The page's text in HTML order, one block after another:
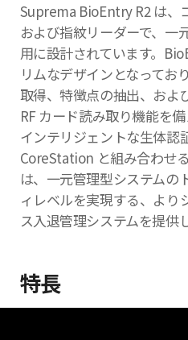
Suprema BioEntry R2 は、
および指紋リーダーで、一
用に設計されています。
リムなデザインとなってお
取得、特徴点の抽出、およ
RF カード読み取り機能を
インテリジェントな生体認
CoreStation と組み合わせ
は、一元管理型システムの
ィレベルを実現する、より
ス入退管理システムを提供
特長